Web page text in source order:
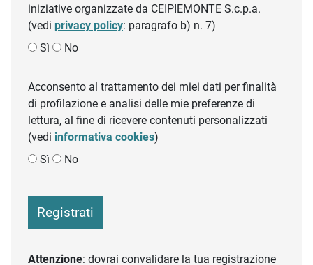
iniziative organizzate da CEIPIEMONTE S.c.p.a.
(vedi privacy policy: paragrafo b) n. 7)
Sì
No
Acconsento al trattamento dei miei dati per finalità
di profilazione e analisi delle mie preferenze di
lettura, al fine di ricevere contenuti personalizzati
(vedi informativa cookies)
Sì
No
Registrati
Attenzione: dovrai convalidare la tua registrazione